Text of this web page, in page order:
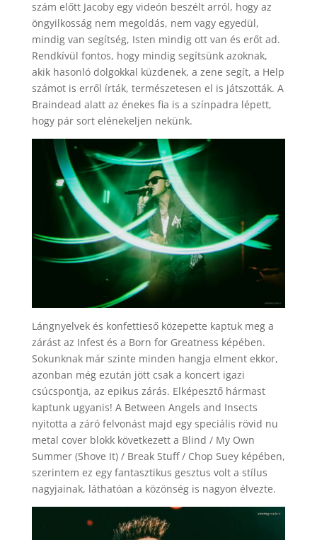
szám előtt Jacoby egy videón beszélt arról, hogy az
öngyilkosság nem megoldás, nem vagy egyedül,
mindig van segítség, Isten mindig ott van és erőt ad.
Rendkívül fontos, hogy mindig segítsünk azoknak,
akik hasonló dolgokkal küzdenek, a zene segít, a Help
számot is erről írták, természetesen el is játszották. A
Braindead alatt az énekes fia is a színpadra lépett,
hogy pár sort elénekeljen nekünk.
Lángnyelvek és konfettieső közepette kaptuk meg a
zárást az Infest és a Born for Greatness képében.
Sokunknak már szinte minden hangja elment ekkor,
azonban még ezután jött csak a koncert igazi
csúcspontja, az epikus zárás. Elképesztő hármast
kaptunk ugyanis! A Between Angels and Insects
nyitotta a záró felvonást majd egy speciális rövid nu
metal cover blokk következett a Blind / My Own
Summer (Shove It) / Break Stuff / Chop Suey képében,
szerintem ez egy fantasztikus gesztus volt a stílus
nagyjainak, láthatóan a közönség is nagyon élvezte.